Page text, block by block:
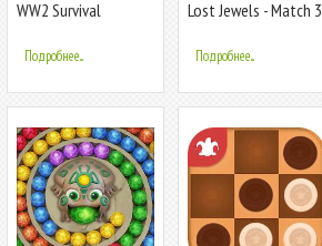
WW2 Survival
Подробнее...
Lost Jewels - Match 3
Подробнее...